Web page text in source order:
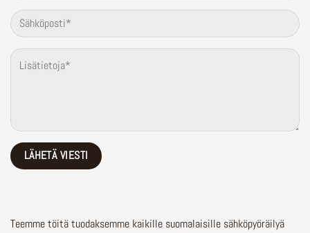
Teemme töitä tuodaksemme kaikille suomalaisille sähköpyöräilyä